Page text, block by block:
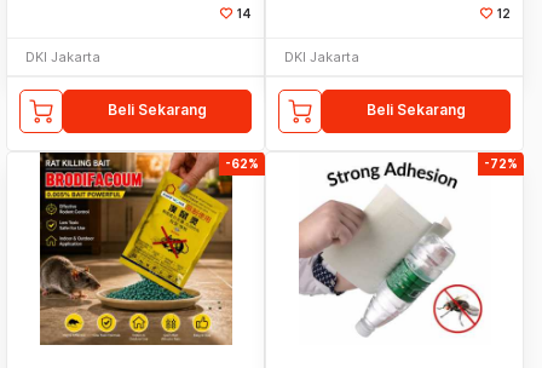
14
DKI Jakarta
Beli Sekarang
12
DKI Jakarta
Beli Sekarang
-62% -72%